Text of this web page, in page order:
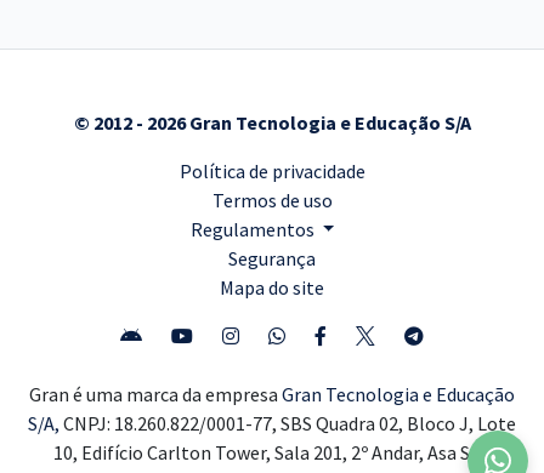
© 2012 - 2026 Gran Tecnologia e Educação S/A
Política de privacidade
Termos de uso
Regulamentos
Segurança
Mapa do site
Gran é uma marca da empresa Gran Tecnologia e Educação
S/A, CNPJ: 18.260.822/0001-77, SBS Quadra 02, Bloco J, Lote
10, Edifício Carlton Tower, Sala 201, 2º Andar, Asa Sul,